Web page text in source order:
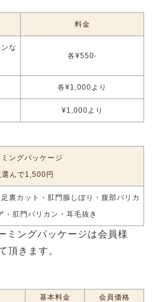
料金
な
各¥550-
各¥1,000より
¥1,000より
ングパッケージ
選んで1,500円
裏カット・肛門腺しぼり・腹部バリカ
・肛門バリカン・耳毛抜き
ミングパッケージは会員様
頂きます。
基本料金
会員価格